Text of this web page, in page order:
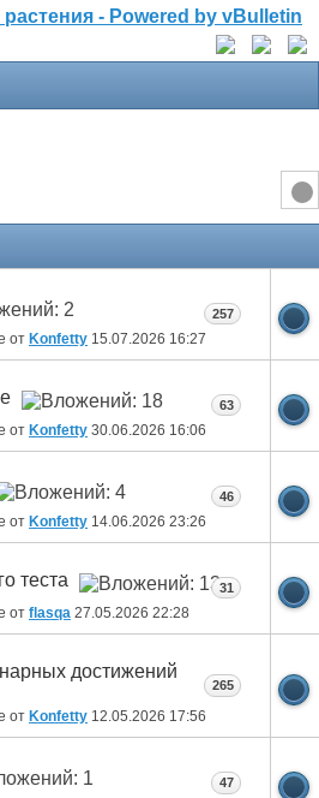
от Konfetty 15.07.2026 16:27
257
от Konfetty 30.06.2026 16:06
63
от Konfetty 14.06.2026 23:26
46
теста
от flasqa 27.05.2026 22:28
31
достижений
от Konfetty 12.05.2026 17:56
265
47